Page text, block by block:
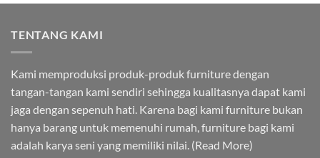
TENTANG KAMI
Kami memproduksi produk-produk furniture dengan
tangan-tangan kami sendiri sehingga kualitasnya dapat kami
jaga dengan sepenuh hati. Karena bagi kami furniture bukan
hanya barang untuk memenuhi rumah, furniture bagi kami
adalah karya seni yang memiliki nilai. (Read More)